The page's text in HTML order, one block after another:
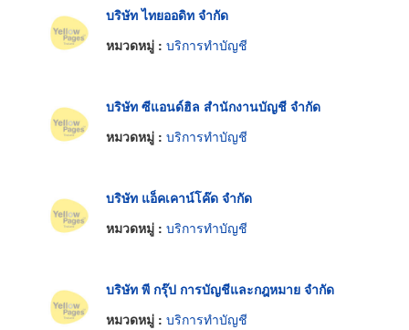
บริษัท ไทยออดิท จำกัด
หมวดหมู่ : บริการทำบัญชี
บริษัท ซีแอนด์ฮิล สำนักงานบัญชี จำกัด
หมวดหมู่ : บริการทำบัญชี
บริษัท แอ็คเคาน์โค๊ด จำกัด
หมวดหมู่ : บริการทำบัญชี
บริษัท พี กรุ๊ป การบัญชีและกฎหมาย จำกัด
หมวดหมู่ : บริการทำบัญชี